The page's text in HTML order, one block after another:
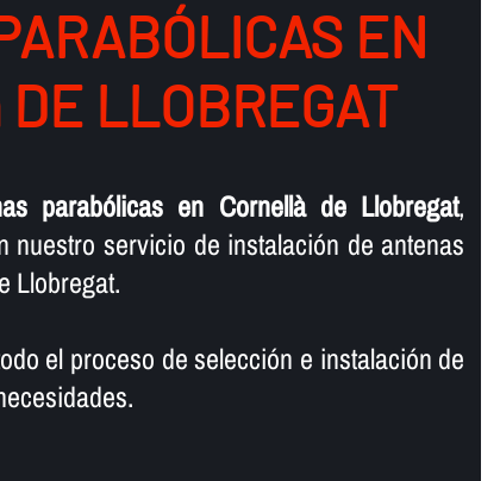
EN
LLOBREGAT
parabólicas en Cornellà de Llobregat,
nuestro servicio de instalación de antenas
Llobregat.
el proceso de selección e instalación de